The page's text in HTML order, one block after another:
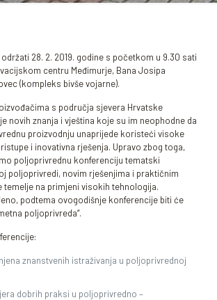
28. 2. 2019. godine s početkom u 9.30 sati
centru Međimurje, Bana Josipa
(kompleks bivše vojarne).
s područja sjevera Hrvatske
novih znanja i vještina koje su im neophodne da
proizvodnju unaprijede koristeći visoke
i inovativna rješenja. Upravo zbog toga,
poljoprivrednu konferenciju tematski
poljoprivredi, novim rješenjima i praktičnim
temelje na primjeni visokih tehnologija.
podtema ovogodišnje konferencije biti će
poljoprivreda“.
znanstvenih istraživanja u poljoprivrednoj
dobrih praksi u poljoprivredno –